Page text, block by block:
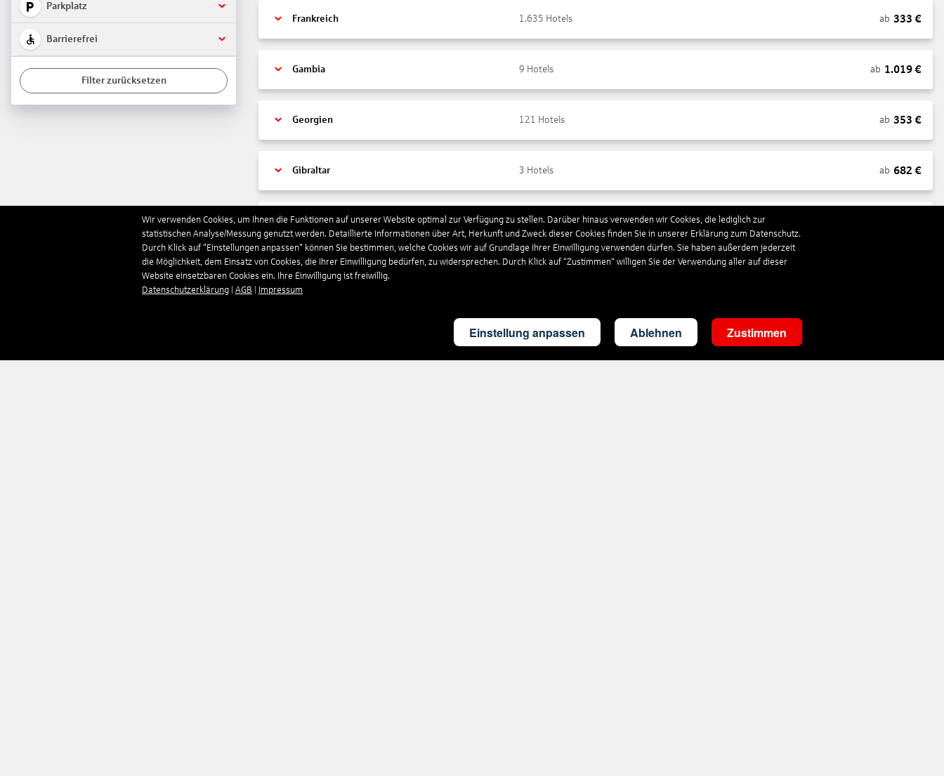
Parkplatz
Barrierefrei
Filter zurücksetzen
Frankreich 1.635 Hotels ab 333 €
Gambia 9 Hotels ab 1.019€
Georgien 121 Hotels ab 353 €
Gibraltar 3 Hotels ab 682 €
Grenada 10 Hotels
Griechenland
Wir verwenden Cookies, um Ihnen die Funktionen auf unserer Website optimal zur Verfügung zu stellen. Darüber hinaus verwenden wir Cookies, die lediglich zur
statistischen Analyse/Messung genutzt werden. Detaillierte Informationen über Art, Herkunft und Zweck dieser Cookies finden Sie in unserer Erklärung zum Datenschutz.
Durch Klick auf "Einstellungen anpassen" können Sie bestimmen, welche Cookies wir auf Grundlage Ihrer Einwilligung verwenden dürfen. Sie haben außerdem jederzeit
die Möglichkeit, dem Einsatz von Cookies, die Ihrer Einwilligung bedürfen, zu widersprechen. Durch Klick auf “Zustimmen“ willigen Sie der Verwendung aller auf dieser
Website einsetzbaren Cookies ein. Ihre Einwilligung ist freiwillig.
Datenschutzerklärung
AGB Impressum
Einstellung anpassen Ablehnen Zustimmen